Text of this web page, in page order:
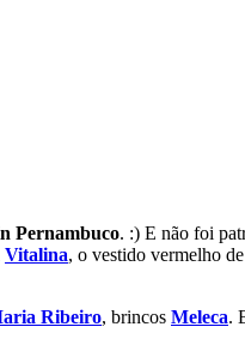
Pernambuco. :) E não foi
Vitalina, o vestido vermelho
Ribeiro, brincos Meleca.